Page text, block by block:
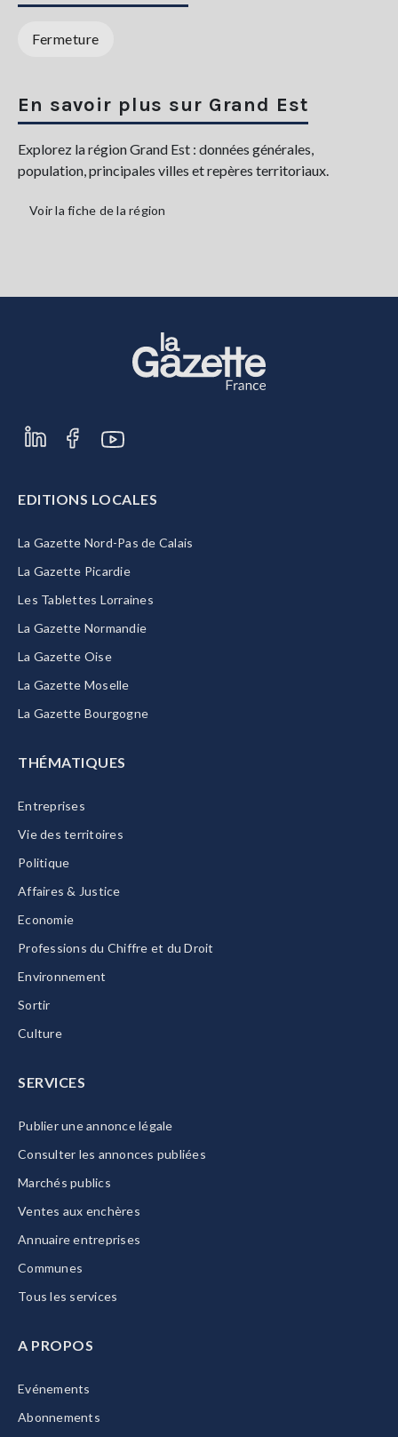
Fermeture
En savoir plus sur Grand Est
Explorez la région Grand Est : données générales,
population, principales villes et repères territoriaux.
Voir la fiche de la région
EDITIONS LOCALES
La Gazette Nord-Pas de Calais
La Gazette Picardie
Les Tablettes Lorraines
La Gazette Normandie
La Gazette Oise
La Gazette Moselle
La Gazette Bourgogne
THÉMATIQUES
Entreprises
Vie des territoires
Politique
Affaires & Justice
Economie
Professions du Chiffre et du Droit
Environnement
Sortir
Culture
SERVICES
Publier une annonce légale
Consulter les annonces publiées
Marchés publics
Ventes aux enchères
Annuaire entreprises
Communes
Tous les services
A PROPOS
Evénements
Abonnements